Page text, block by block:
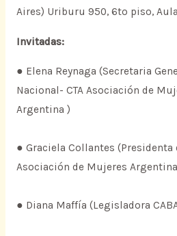
Aires) Uriburu 950, 6to piso,
Invitadas:
● Elena Reynaga (Secretaria
Nacional- CTA Asociación de
Argentina )
● Graciela Collantes (Presidenta
Asociación de Mujeres
● Diana Maffía (Legisladora